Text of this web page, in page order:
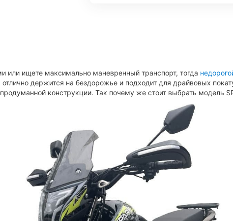
или ищете максимально маневренный транспорт, тогда
держится на бездорожье и подходит для драйвовых
конструкции. Так почему же стоит выбрать модель